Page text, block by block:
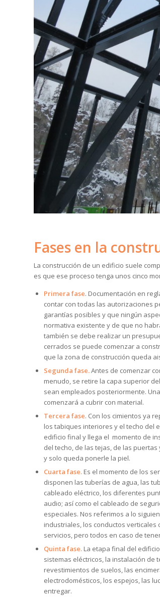
Fases en la
La construcción de un edificio suele
es que ese proceso tenga unos cinco
Primera fase. Documentación en
contar con todas las autorizaciones
garantías posibles y que ningún
normativa existente y de que no
también se debe realizar un
cerrados se puede comenzar a
que la zona de construcción queda
Segunda fase.Antes de comenzar
menudo, se retire la capa superior
sean empleados posteriormente.
comenzará a cubrir con material.
Tercera fase. Con los cimientos ya
los tabiques interiores y el techo del
edificio final y llega el momento de
del techo, de las tejas, de las
y solo queda ponerle la piel.
Cuarta fase. Es el momento de los
disponen las tuberías de agua, las
cableado eléctrico, los diferentes
audio; así como el cableado de
especiales. Nos referimos a lo
industriales, los conductos
servicios, pero todos en caso de
Quinta fase. La etapa final del
sistemas eléctricos, la instalación de
revestimientos de suelos, las
electrodomésticos, los espejos, las
entregar.